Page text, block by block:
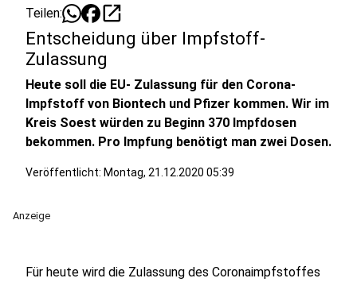
Teilen: open_in_new
Entscheidung über Impfstoff-
Zulassung
Heute soll die EU- Zulassung für den Corona-
Impfstoff von Biontech und Pfizer kommen. Wir im
Kreis Soest würden zu Beginn 370 Impfdosen
bekommen. Pro Impfung benötigt man zwei Dosen.
Veröffentlicht: Montag, 21.12.2020 05:39
Anzeige
Für heute wird die Zulassung des Coronaimpfstoffes